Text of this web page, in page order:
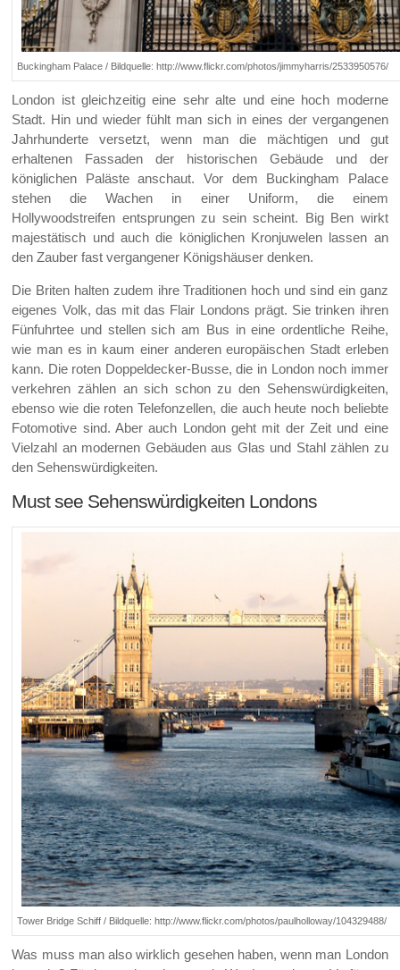
Buckingham Palace / Bildquelle: http://www.flickr.com/photos/jimmyharris/2533950576/
London ist gleichzeitig eine sehr alte und eine hoch moderne
Stadt. Hin und wieder fühlt man sich in eines der vergangenen
Jahrhunderte versetzt, wenn man die mächtigen und gut
erhaltenen Fassaden der historischen Gebäude und der
königlichen Paläste anschaut. Vor dem Buckingham Palace
stehen die Wachen in einer Uniform, die einem
Hollywoodstreifen entsprungen zu sein scheint. Big Ben wirkt
majestätisch und auch die königlichen Kronjuwelen lassen an
den Zauber fast vergangener Königshäuser denken.
Die Briten halten zudem ihre Traditionen hoch und sind ein ganz
eigenes Volk, das mit das Flair Londons prägt. Sie trinken ihren
Fünfuhrtee und stellen sich am Bus in eine ordentliche Reihe,
wie man es in kaum einer anderen europäischen Stadt erleben
kann. Die roten Doppeldecker-Busse, die in London noch immer
verkehren zählen an sich schon zu den Sehenswürdigkeiten,
ebenso wie die roten Telefonzellen, die auch heute noch beliebte
Fotomotive sind. Aber auch London geht mit der Zeit und eine
Vielzahl an modernen Gebäuden aus Glas und Stahl zählen zu
den Sehenswürdigkeiten.
Must see Sehenswürdigkeiten Londons
Tower Bridge Schiff / Bildquelle: http://www.flickr.com/photos/paulholloway/104329488/
Was muss man also wirklich gesehen haben, wenn man London